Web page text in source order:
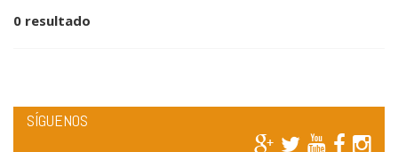
0 resultado
SÍGUENOS